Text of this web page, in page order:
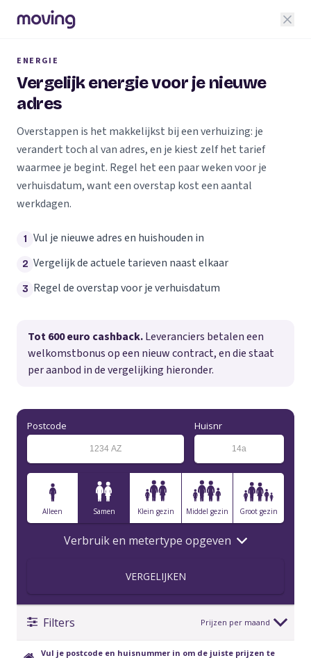
ENERGIE
Vergelijk energie voor je nieuwe
adres
Overstappen is het makkelijkst bij een verhuizing: je
verandert toch al van adres, en je kiest zelf het tarief
waarmee je begint. Regel het een paar weken voor je
verhuisdatum, want een overstap kost een aantal
werkdagen.
1 Vul je nieuwe adres en huishouden in
2 Vergelijk de actuele tarieven naast elkaar
3 Regel de overstap voor je verhuisdatum
Tot 600 euro cashback.Leveranciers betalen een
welkomstbonus op een nieuw contract, en die staat
per aanbod in de vergelijking hieronder.